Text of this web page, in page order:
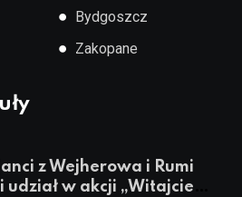
● Bydgoszcz
● Zakopane
z Wejherowa i Rumi
udział w akcji „Witajcie